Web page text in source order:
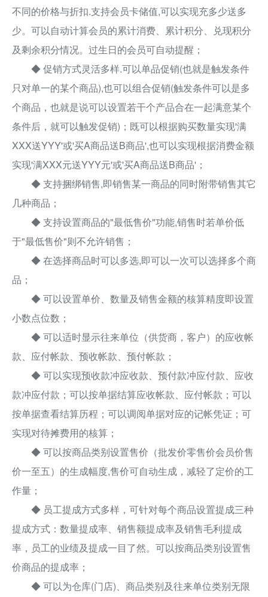
不同的价格与折扣.支持会员卡储值,可以实现充多少送多
少。可以自动计算会员的累计消费、累计积分、兑现积分
及剩余积分情况。过生日的会员可自动提醒；
◆ 促销方式灵活多样.可以单品促销(也就是触发条件
只对单一的某个商品),也可以组合促销(触发条件可以是多
个商品，也就是说可以设置若干个产品合在一起满意某个
条件后，就可以触发促销)；既可以根据购买数量实现'满
XXX送YYY'或'买A商品送B商品',也可以实现根据消费金额
实现'满XXX元送YYY元'或'买A商品送B商品'；
◆ 支持捆绑销售,即销售某一商品的同时附带销售其它
几种商品；
◆ 支持设置商品的"最低售价"功能,销售时若单价低
于"最低售价"则不允许销售；
◆ 在选择商品时可以多选,即可以一次可以选择多个商
品；
◆ 可以设置单价、数量及销售金额的核算精度即设置
小数点位数；
◆ 可以适时显示往来单位（供货商，客户）的应收帐
款、应付帐款、预收帐款、预付帐款；
◆ 可以实现预收款冲应收款、预付款冲应付款、应收
款冲应付款；可以按单据结算应收帐款、应付帐款；可以
按单据查看结算历程；可以调阅单据对应的记帐凭证；可
实现对待摊费用的核算；
◆ 可以按商品类别设置售价（批发价零售价会员价售
价一至五）的生成幅度,售价可自动生成，减轻了定价的工
作量；
◆ 员工提成方式多样，可针对每个商品设置提成三种
提成方式：数量提成率、销售额提成率及销售毛利提成
率，员工的业绩及提成一目了然。可以按商品类别设置售
价商品的提成率；
◆ 可以为仓库(门店)、商品类别及往来单位类别无限